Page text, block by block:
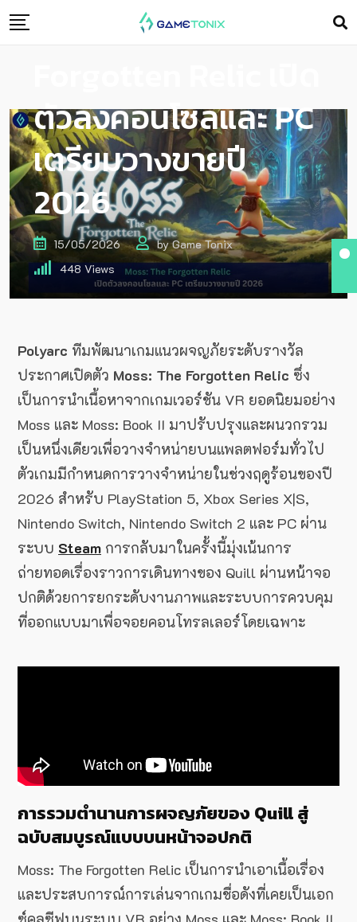
Moss: The
ตัวลงคอนโซลและ PC
เตรียมวางขายปี
2026
15/05/2026 byGame Tonix
448 Views
Polyarc ทีมพัฒนาเกมแนวผจญภัยระดับรางวัล
ประกาศเปิดตัว Moss: The Forgotten Relic ซึ่ง
เป็นการนำเนื้อหาจากเกมเวอร์ชัน VR ยอดนิยมอย่าง
Moss และ Moss: Book II มาปรับปรุงและผนวกรวม
เป็นหนึ่งเดียวเพื่อวางจำหน่ายบนแพลตฟอร์มทั่วไป
ตัวเกมมีกำหนดการวางจำหน่ายในช่วงฤดูร้อนของปี
2026 สำหรับ PlayStation 5, Xbox Series X|S,
Nintendo Switch, Nintendo Switch 2 และ PC ผ่าน
ระบบ Steam การกลับมาในครั้งนี้มุ่งเน้นการ
ถ่ายทอดเรื่องราวการเดินทางของ Quill ผ่านหน้าจอ
ปกติด้วยการยกระดับงานภาพและระบบการควบคุม
ที่ออกแบบมาเพื่อจอยคอนโทรลเลอร์โดยเฉพาะ
การรวมตำนานการผจญภัยของ Quill สู่
ฉบับสมบูรณ์แบบบนหน้าจอปกติ
Moss: The Forgotten Relic เป็นการนำเอาเนื้อเรื่อง
และประสบการณ์การเล่นจากเกมชื่อดังที่เคยเป็นเอก